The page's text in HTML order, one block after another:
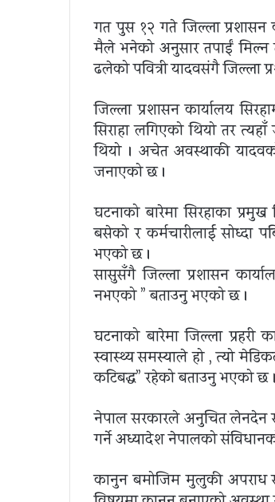
गत पुस १२ गते जिल्ला प्रशासन
मैले भनेको अनुसार तपाईं
ढलेको पवित्री यादवसंगै जिल्ला
जिल्ला प्रशासन कार्यालय
सिराहा लगिएको थियो तर
थियो । अचेत अवस्थाकी
जनाएको छ ।
घटनाको बारेमा सिरहाका
बसेको र कर्मचारीलाई सोध्दा
भएको छ ।
सासुसँगै जिल्ला प्रशासन
नभएको ” बताउनु भएको छ ।
घटनाको बारेमा जिल्ला
स्वास्थ्य समस्याले हो , त्यो
कटिबद्ध” रहेको बताउनु भएको छ ।
नेपाल सरकारले अनुचित लेनदेन
गर्ने अध्यादेश नेपालको
कानुन बमोजिम मुलुकी